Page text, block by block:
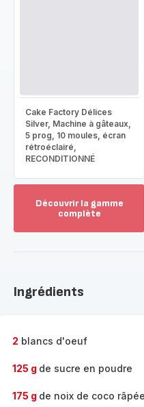
Cake Factory Délices
Silver, Machine à gâteaux,
5 prog, 10 moules, écran
rétroéclairé,
RECONDITIONNÉ
Découvrir la gamme
complète
gamme
Ingrédients
2 blancs d'oeuf
125 g de sucre en poudre
175 g de noix de coco râpée